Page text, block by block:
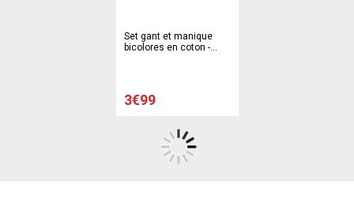
Set gant et manique
bicolores en coton -
3€99